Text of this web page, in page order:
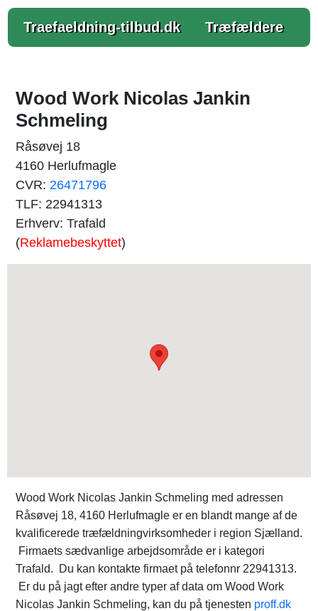
Traefaeldning-tilbud.dk Træfældere
Wood Work Nicolas Jankin
Schmeling
Råsøvej 18
4160 Herlufmagle
CVR: 26471796
TLF: 22941313
Erhverv: Trafald
(Reklamebeskyttet)
Wood Work Nicolas Jankin Schmeling med adressen
Råsøvej 18, 4160 Herlufmagle er en blandt mange af de
kvalificerede træfældningvirksomheder i region Sjælland.
Firmaets sædvanlige arbejdsområde er i kategori
Trafald. Du kan kontakte firmaet på telefonnr 22941313.
Er du på jagt efter andre typer af data om Wood Work
Nicolas Jankin Schmeling, kan du på tjenesten proff.dk